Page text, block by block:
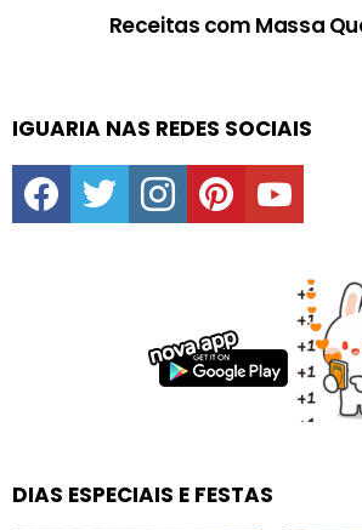
Receitas com Massa
IGUARIA NAS REDES SOCIAIS
facebooktwitter instagrampinterestyoutube
DIAS ESPECIAIS E FESTAS